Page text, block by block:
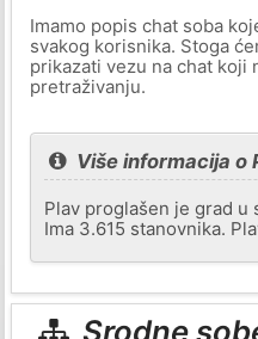
Imamo popis chat soba
svakog korisnika. Stoga
prikazati vezu na chat koji
pretraživanju.
Više informacija o
Plav proglašen je grad
Ima 3.615 stanovnika.